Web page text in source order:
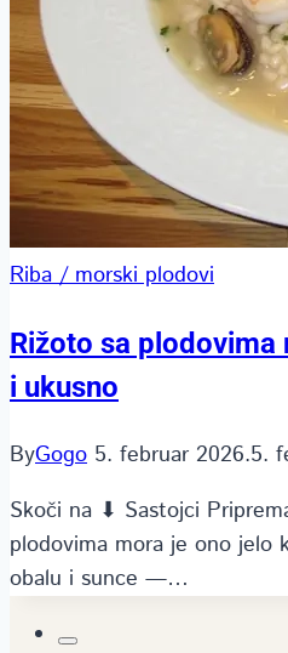
Riba / morski plodovi
Rižoto sa plodovima
i ukusno
ByGogo 5. februar 2026.5.
Skoči na ⬇ Sastojci
plodovima mora je ono jelo
obalu i sunce —…